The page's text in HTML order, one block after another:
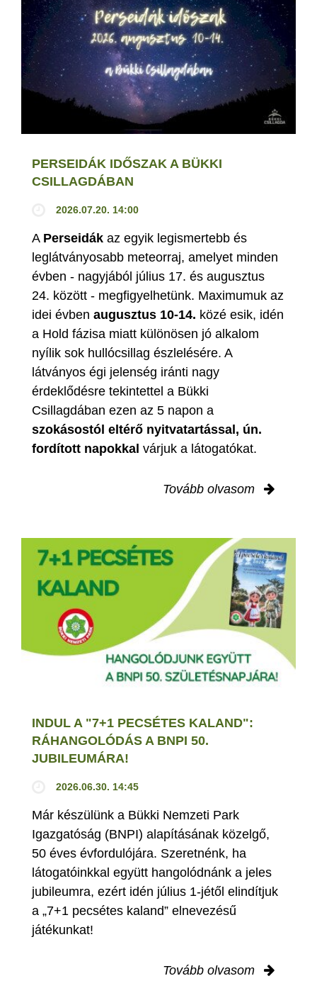
PERSEIDÁK IDŐSZAK A BÜKKI
CSILLAGDÁBAN
2026.07.20. 14:00
A Perseidák az egyik legismertebb és
leglátványosabb meteorraj, amelyet minden
évben - nagyjából július 17. és augusztus
24. között - megfigyelhetünk. Maximumuk az
idei évben augusztus 10-14. közé esik, idén
a Hold fázisa miatt különösen jó alkalom
nyílik sok hullócsillag észlelésére. A
látványos égi jelenség iránti nagy
érdeklődésre tekintettel a Bükki
Csillagdában ezen az 5 napon a
szokásostól eltérő nyitvatartással, ún.
fordított napokkal várjuk a látogatókat.
Tovább olvasom
INDUL A "7+1 PECSÉTES KALAND":
RÁHANGOLÓDÁS A BNPI 50.
JUBILEUMÁRA!
2026.06.30. 14:45
Már készülünk a Bükki Nemzeti Park
Igazgatóság (BNPI) alapításának közelgő,
50 éves évfordulójára. Szeretnénk, ha
látogatóinkkal együtt hangolódnánk a jeles
jubileumra, ezért idén július 1-jétől elindítjuk
a „7+1 pecsétes kaland” elnevezésű
játékunkat!
Tovább olvasom